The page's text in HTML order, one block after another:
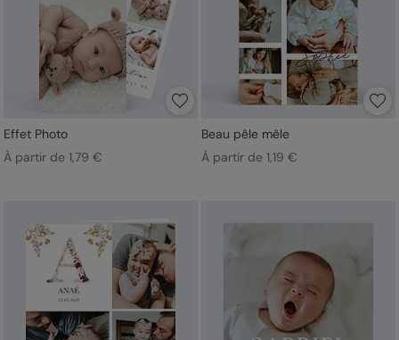
Effet Photo
À partir de 1,79 €
Beau pêle mêle
À partir de 1,19 €